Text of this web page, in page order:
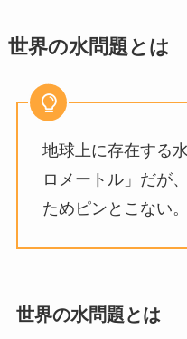
世界の水問題とは
地球上に存在する
ロメートル」だが
ためピンとこない。
世界の水問題とは